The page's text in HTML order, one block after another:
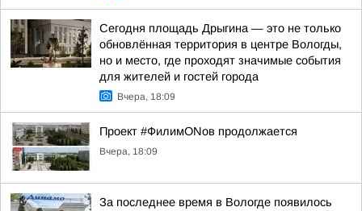
Сегодня площадь Дрыгина — это не только
обновлённая территория в центре Вологды,
но и место, где проходят значимые события
для жителей и гостей города
Вчера, 18:09
Проект #ФилимONов продолжается
Вчера, 18:09
За последнее время в Вологде появилось